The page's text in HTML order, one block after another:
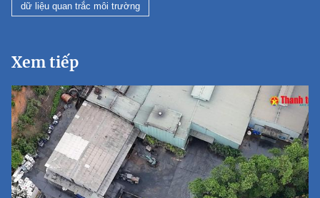
dữ liệu quan trắc môi trường
Xem tiếp